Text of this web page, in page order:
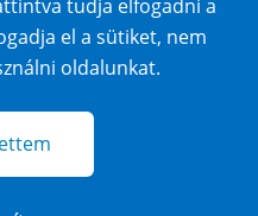
tudja elfogadni a
el a sütiket, nem
oldalunkat.